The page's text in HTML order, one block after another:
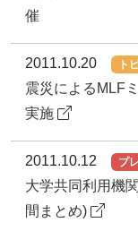
催
2011.10.20 ト
震災によるMLF
実施
2011.10.12 プ
大学共同利用機
間まとめ)